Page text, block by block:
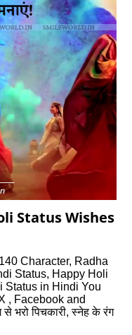
Status Wishes
Character, Radha
Status, Happy Holi
Status in Hindi You
, Facebook and
भरो पिचकारी, स्‍नेह के रंग